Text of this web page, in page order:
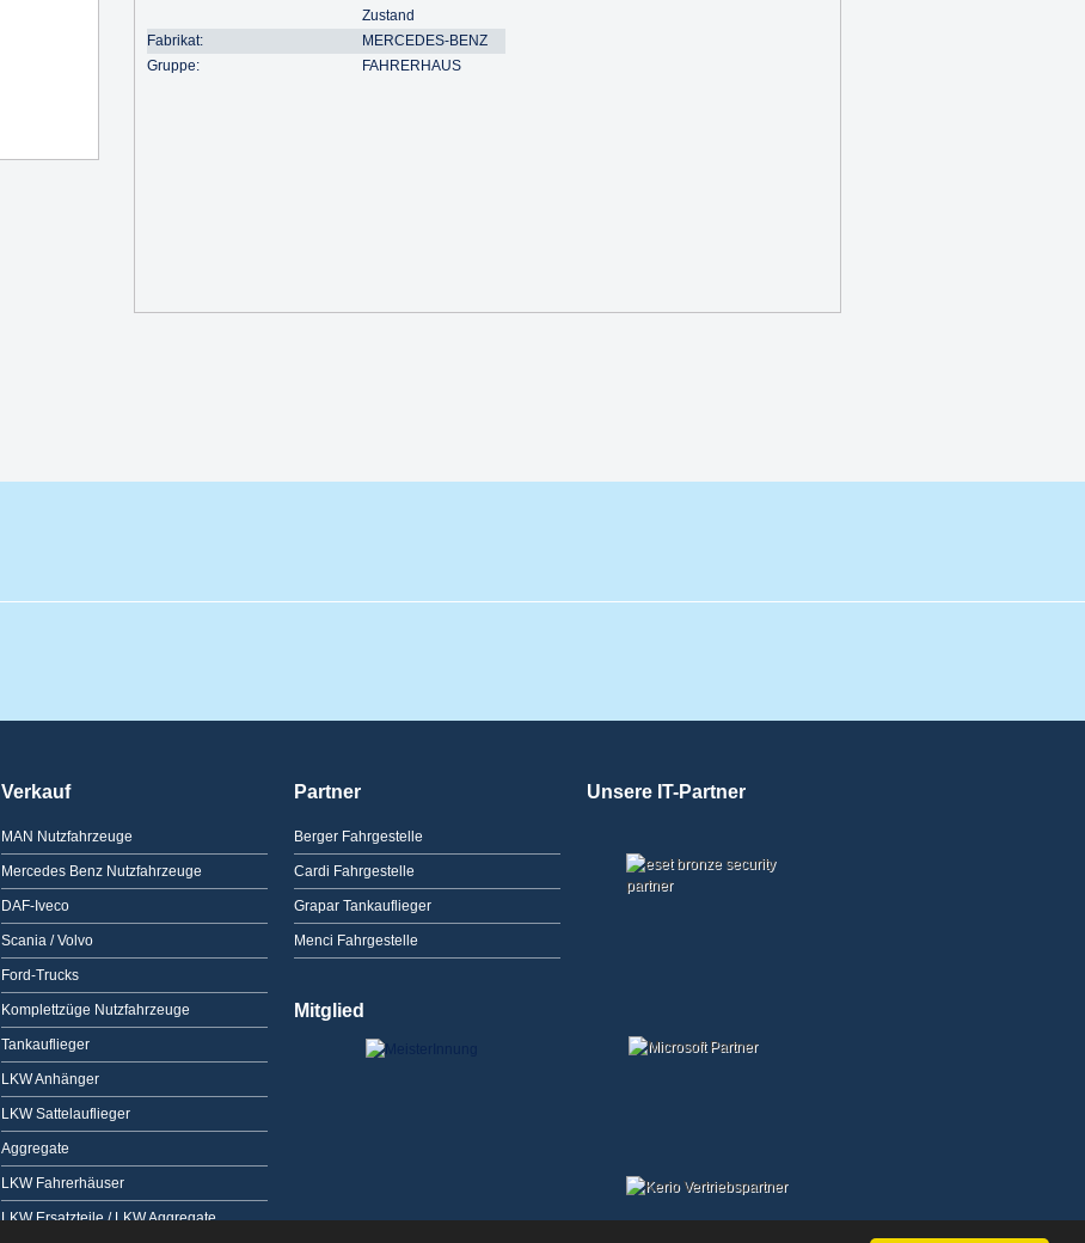
Zustand
Fabrikat:
MERCEDES-BENZ
Gruppe:
FAHRERHAUS
Verkauf
MAN Nutzfahrzeuge
Mercedes Benz Nutzfahrzeuge
DAF-Iveco
Scania / Volvo
Ford-Trucks
Komplettzüge Nutzfahrzeuge
Tankauflieger
LKW Anhänger
LKW Sattelauflieger
Aggregate
LKW Fahrerhäuser
LKW Ersatzteile / LKW Aggregate
Partner
Berger Fahrgestelle
Cardi Fahrgestelle
Grapar Tankauflieger
Menci Fahrgestelle
Mitglied
Unsere IT-Partner